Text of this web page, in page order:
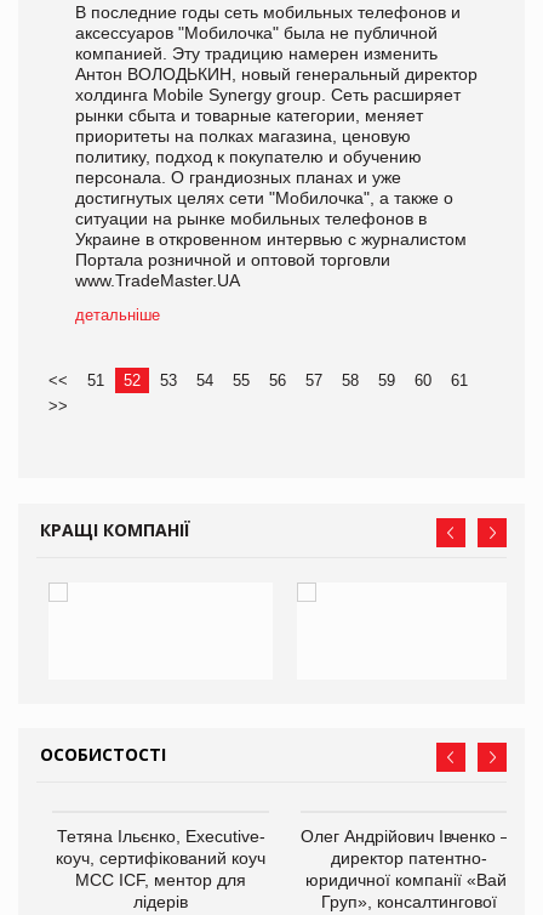
В последние годы сеть мобильных телефонов и
аксессуаров "Мобилочка" была не публичной
компанией. Эту традицию намерен изменить
Антон ВОЛОДЬКИН, новый генеральный директор
холдинга Mobile Synergy group. Сеть расширяет
рынки сбыта и товарные категории, меняет
приоритеты на полках магазина, ценовую
политику, подход к покупателю и обучению
персонала. О грандиозных планах и уже
достигнутых целях сети "Мобилочка", а также о
ситуации на рынке мобильных телефонов в
Украине в откровенном интервью c журналистом
Портала розничной и оптовой торговли
www.TradeMaster.UA
детальніше
<< 51 52 53 54 55 56 57 58 59 60
61
>>
КРАЩІ КОМПАНІЇ
ОСОБИСТОСТІ
Тетяна Ільєнко, Executive-
коуч, сертифікований коуч
МСС ICF, ментор для
лідерів
Олег Андрійович Івченко —
директор патентно-
юридичної компанії «Вайз
Груп», консалтингової